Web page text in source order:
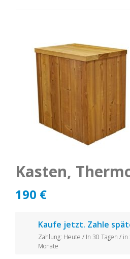
Kasten,
190 €
Kaufe jetzt. Zahle
Zahlung: Heute / In 30 Tagen /
Monate